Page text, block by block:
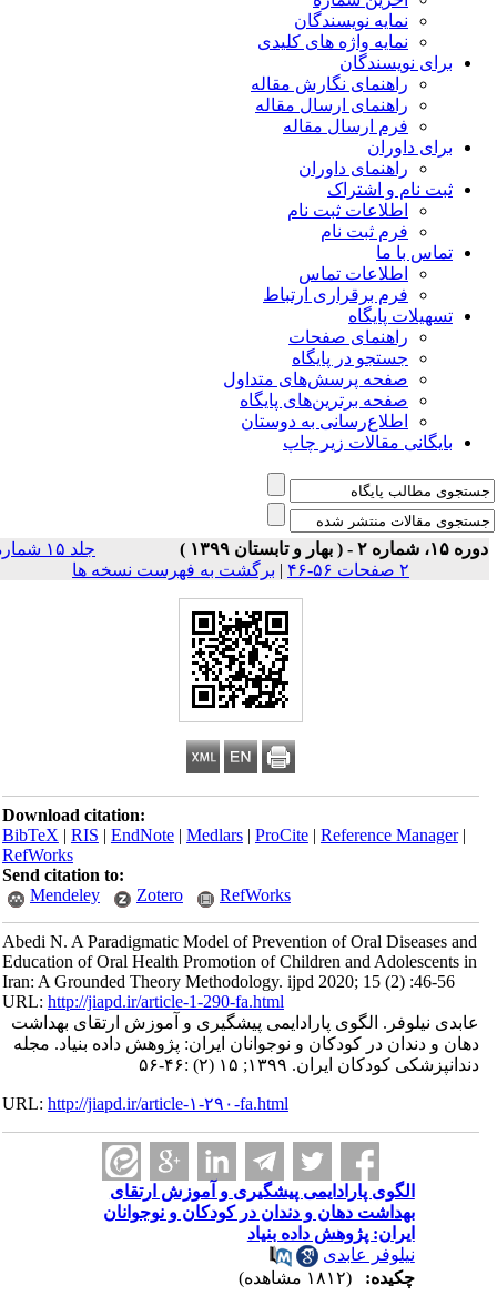
نمایه نویسندگان
نمایه واژه های کلیدی
برای نویسندگان
راهنمای نگارش مقاله
راهنمای ارسال مقاله
فرم ارسال مقاله
برای داوران
راهنمای داوران
ثبت نام و اشتراک
اطلاعات ثبت نام
فرم ثبت نام
تماس با ما
اطلاعات تماس
فرم برقراری ارتباط
تسهیلات پایگاه
راهنمای صفحات
جستجو در پایگاه
صفحه پرسش‌های متداول
صفحه برترین‌های پایگاه
اطلاع‌رسانی به دوستان
بایگانی مقالات زیر چاپ
شماره ۲ - ( بهار و تابستان ۱۳۹۹ )
جلد ۱۵ شماره
|برگشت به فهرست نسخه ها
Download citation:
BibTeX|RIS|EndNote|Medlars|ProCite|Reference Manager
RefWorks
Send citation to:
Mendeley
Zotero RefWorks
Abedi N. A Paradigmatic Model of Prevention of Oral Diseases and
Education of Oral Health Promotion of Children and Adolescents in
Iran: A Grounded Theory Methodology. ijpd 2020; 15 (2) :46-56
URL:http://jiapd.ir/article-1-290-fa.html
عابدی نیلوفر. الگوی پارادایمی پیشگیری و آموزش ارتقای بهداشت
دهان و دندان در کودکان و نوجوانان ایران: پژوهش داده بنیاد. مجله
دندانپزشکی کودکان ایران. ۱۳۹۹; ۱۵ (۲) :۴۶-۵۶
URL:http://jiapd.ir/article-۱-۲۹۰-fa.html
الگوی پارادایمی پیشگیری و آموزش ارتقای
بهداشت دهان و دندان در کودکان و نوجوانان
ایران: پژوهش داده بنیاد
نیلوفر عابدی
چکیده: